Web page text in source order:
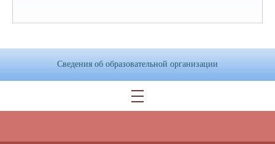
Сведения об образовательной организации